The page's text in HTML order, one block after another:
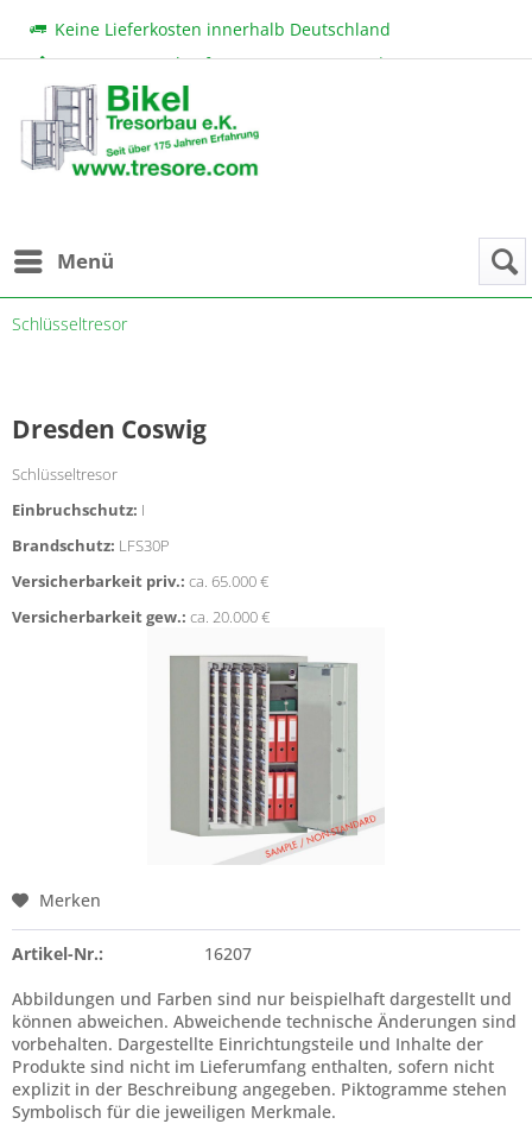
Keine Lieferkosten innerhalb Deutschland
Beratung & Verkauf:+49 (0) 7131 222 11|
bikel@tresore.com
Günstige Preise
Menü
Schlüsseltresor
Dresden Coswig
Schlüsseltresor
Einbruchschutz: I
Brandschutz: LFS30P
Versicherbarkeit priv.: ca. 65.000 €
Versicherbarkeit gew.: ca. 20.000 €
Merken
Artikel-Nr.:
16207
Abbildungen und Farben sind nur beispielhaft dargestellt und
können abweichen. Abweichende technische Änderungen sind
vorbehalten. Dargestellte Einrichtungsteile und Inhalte der
Produkte sind nicht im Lieferumfang enthalten, sofern nicht
explizit in der Beschreibung angegeben. Piktogramme stehen
Symbolisch für die jeweiligen Merkmale.